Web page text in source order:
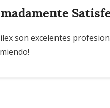
son excelentes